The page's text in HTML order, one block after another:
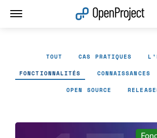
TOUT CAS PRATIQUES
FONCTIONNALITÉS CONNAISSANCES
OPEN SOURCE
Ouvrir le lien dans un nouvel onglet